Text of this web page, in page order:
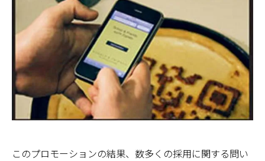
このプロモーションの結果、数多くの採用に関する問い